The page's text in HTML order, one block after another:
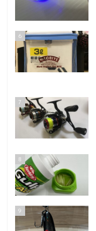
6
7
8
9